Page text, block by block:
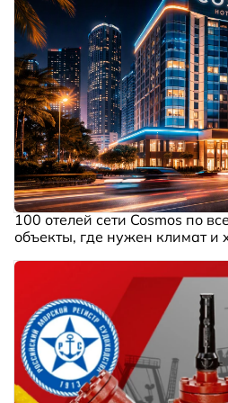
100 отелей сети Cosmos по
объекты, где нужен климат и